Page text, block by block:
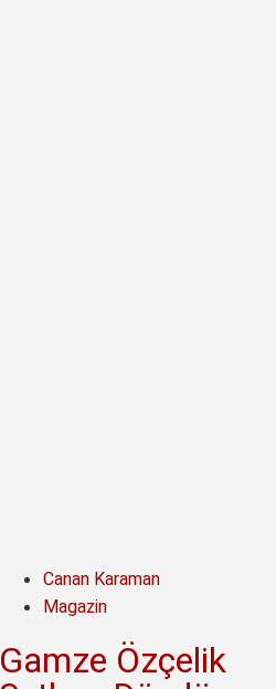
Canan Karaman
Magazin
Gamze Özçelik